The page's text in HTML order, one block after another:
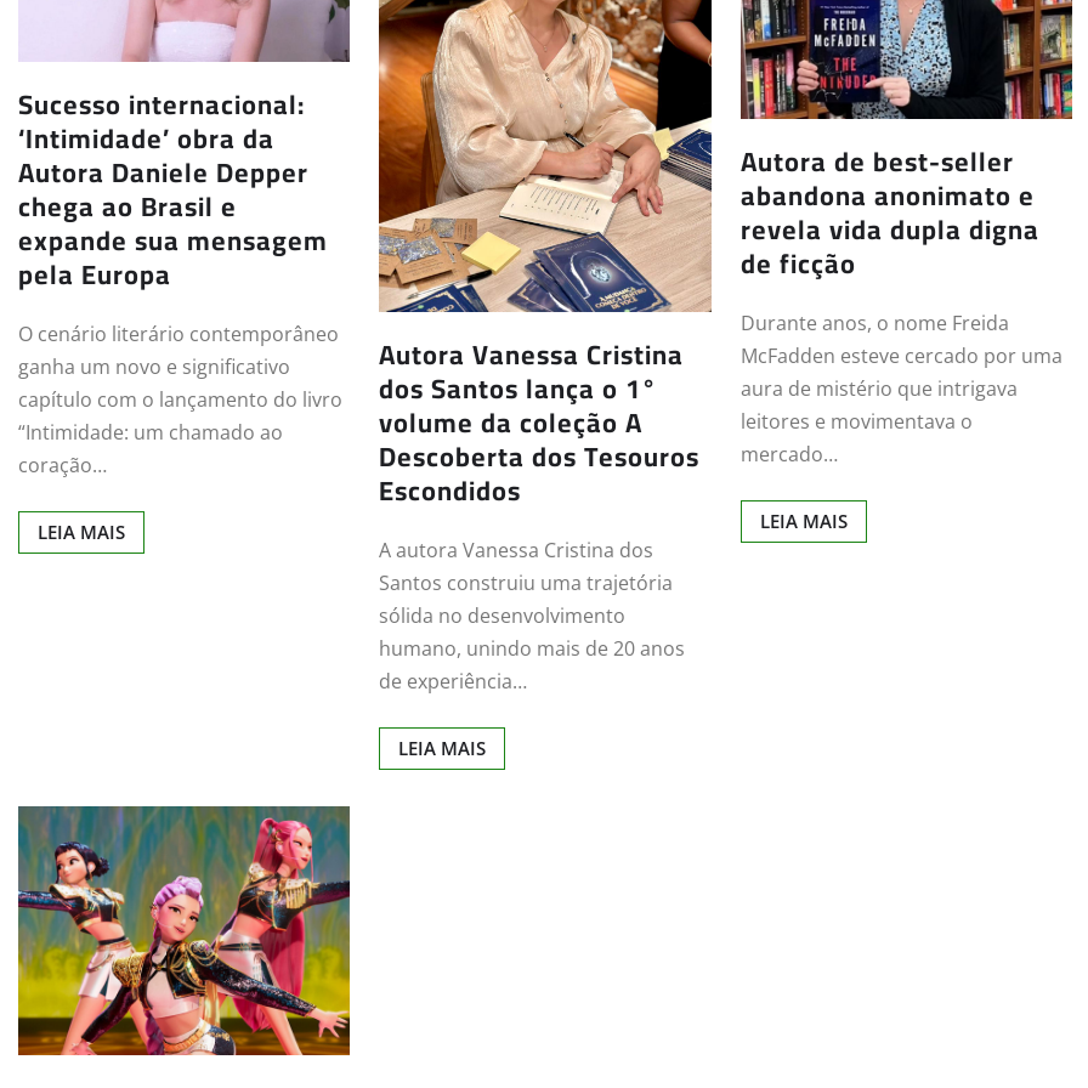
Sucesso internacional:
‘Intimidade’ obra da
Autora Daniele Depper
chega ao Brasil e
expande sua mensagem
pela Europa
O cenário literário contemporâneo
ganha um novo e significativo
capítulo com o lançamento do livro
“Intimidade: um chamado ao
coração…
LEIA MAIS
Autora Vanessa Cristina
dos Santos lança o 1°
volume da coleção A
Descoberta dos Tesouros
Escondidos
A autora Vanessa Cristina dos
Santos construiu uma trajetória
sólida no desenvolvimento
humano, unindo mais de 20 anos
de experiência…
LEIA MAIS
Autora de best-seller
abandona anonimato e
revela vida dupla digna
de ficção
Durante anos, o nome Freida
McFadden esteve cercado por uma
aura de mistério que intrigava
leitores e movimentava o
mercado…
LEIA MAIS